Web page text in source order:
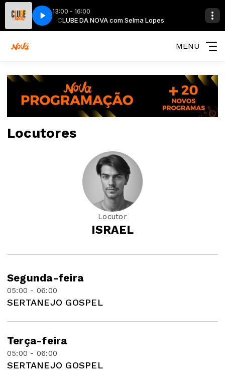
13:00 - 16:00
Lopes CLUBE DA NOVA com Selma Lopes
MENU
Locutores
Locutor
ISRAEL
Segunda-feira
05:00 - 06:00
SERTANEJO GOSPEL
Terça-feira
05:00 - 06:00
SERTANEJO GOSPEL